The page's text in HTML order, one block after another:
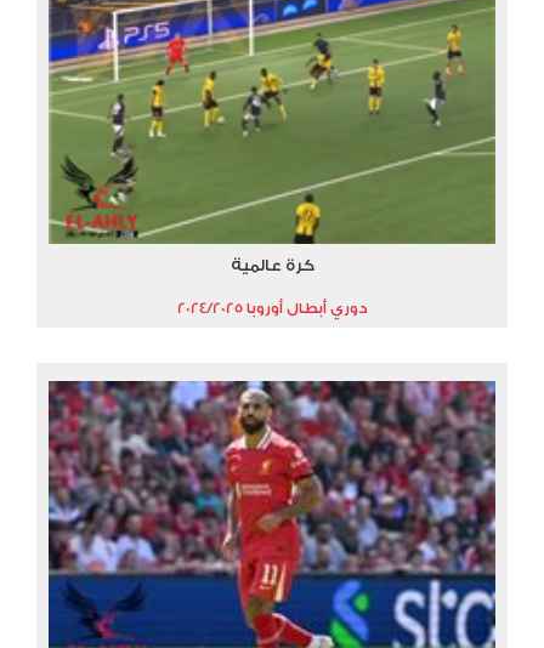
كرة عالمية
دوري أبطال أوروبا 2024/2025